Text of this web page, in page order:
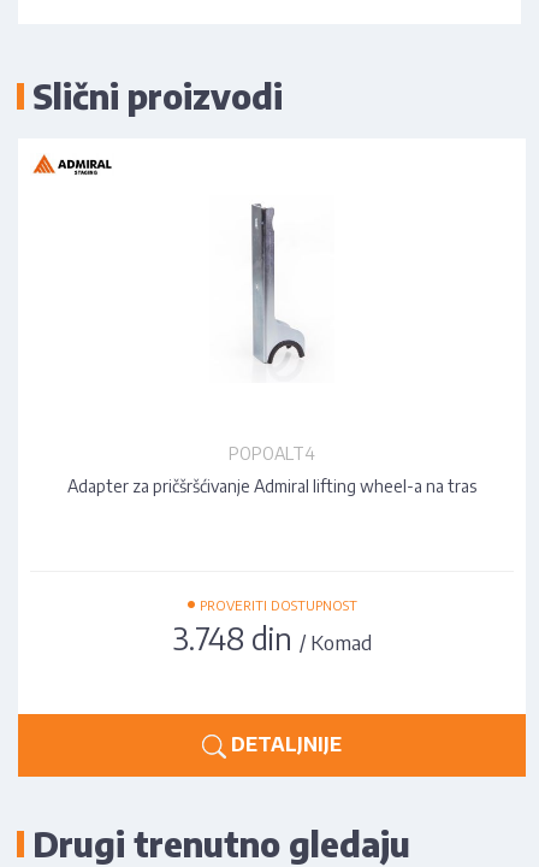
Slični proizvodi
POPOALT4
Adapter za pričšršćivanje Admiral lifting wheel-a na tras
• PROVERITI DOSTUPNOST
3.748 din / Komad
DETALJNIJE
Drugi trenutno gledaju